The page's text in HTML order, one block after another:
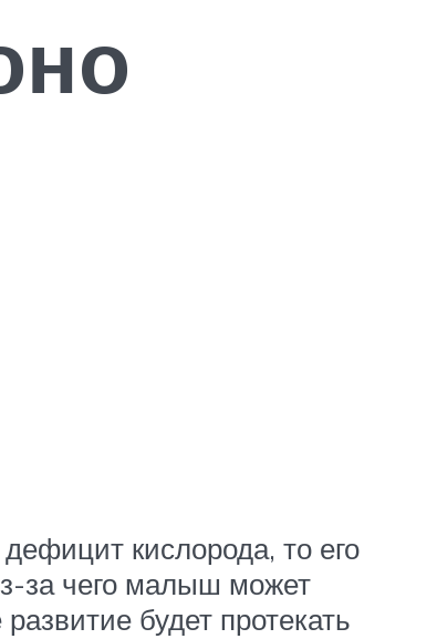
кислорода, то его
за чего малыш может
будет протекать